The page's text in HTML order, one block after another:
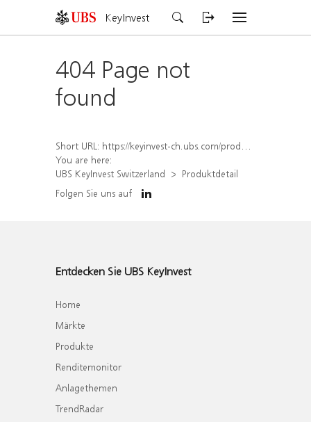
KeyInvest
404 Page not
found
Short URL: https://keyinvest-ch.ubs.com/produkt/detail/index/isin/CH1578832136
You are here:
UBS KeyInvest Switzerland
Produktdetail
Folgen Sie uns auf
Entdecken Sie UBS KeyInvest
Home
Märkte
Produkte
Renditemonitor
Anlagethemen
TrendRadar